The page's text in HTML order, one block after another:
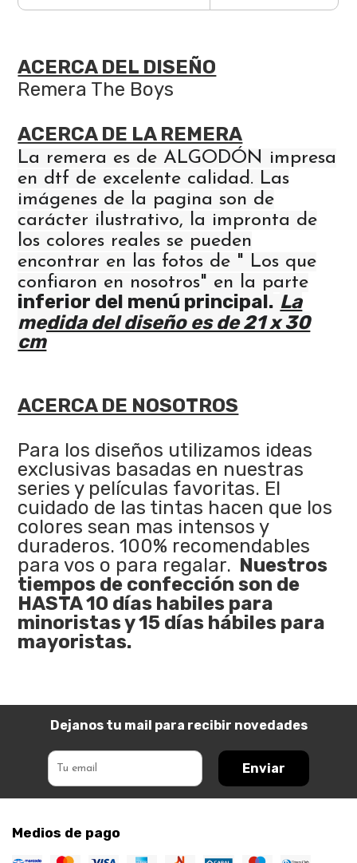
ACERCA DEL DISEÑO
Remera The Boys
ACERCA DE LA REMERA
La remera es de ALGODÓN impresa
en dtf de excelente calidad. Las
imágenes de la pagina son de
carácter ilustrativo, la impronta de
los colores reales se pueden
encontrar en las fotos de " Los que
confiaron en nosotros" en la parte
inferior del menú principal. La
medida del diseño es de 21 x 30
cm
ACERCA DE NOSOTROS
Para los diseños utilizamos ideas
exclusivas basadas en nuestras
series y películas favoritas. El
cuidado de las tintas hacen que los
colores sean mas intensos y
duraderos. 100% recomendables
para vos o para regalar. Nuestros
tiempos de confección son de
HASTA 10 días habiles para
minoristas y 15 días hábiles para
mayoristas.
Dejanos tu mail para recibir novedades
Enviar
Medios de pago